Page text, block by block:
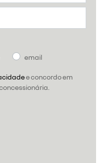
email
e concordo em